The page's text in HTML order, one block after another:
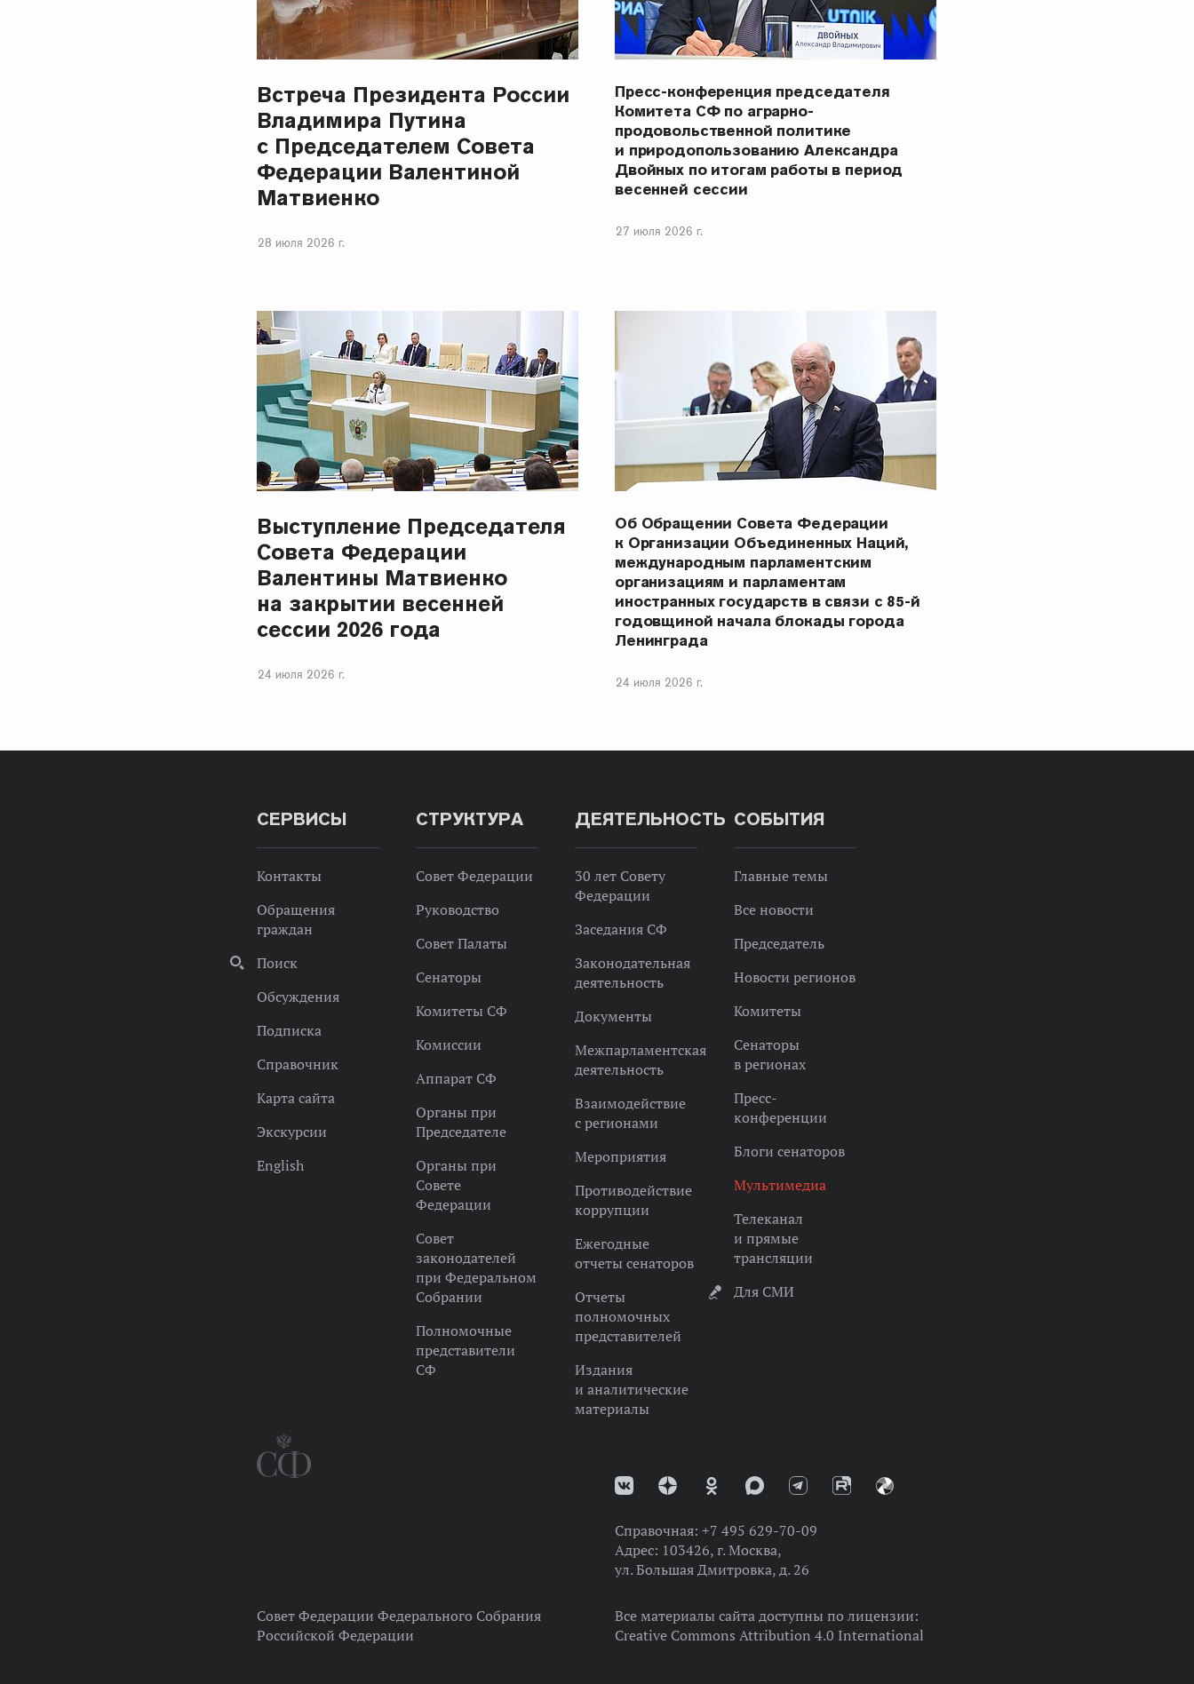
Встреча Президента России
Владимира Путина
с Председателем Совета
Федерации Валентиной
Матвиенко
28 июля 2026 г.
Пресс-конференция председателя
Комитета СФ по аграрно-
продовольственной политике
и природопользованию Александра
Двойных по итогам работы в период
весенней сессии
27 июля 2026 г.
Выступление Председателя
Совета Федерации
Валентины Матвиенко
на закрытии весенней
сессии 2026 года
24 июля 2026 г.
Об Обращении Совета Федерации
к Организации Объединенных Наций,
международным парламентским
организациям и парламентам
иностранных государств в связи с 85-й
годовщиной начала блокады города
Ленинграда
24 июля 2026 г.
СЕРВИСЫ
Контакты
Обращения
граждан
Поиск
Обсуждения
Подписка
Справочник
Карта сайта
Экскурсии
English
СТРУКТУРА
Совет Федерации
Руководство
Совет Палаты
Сенаторы
Комитеты СФ
Комиссии
Аппарат СФ
Органы при
Председателе
Органы при
Совете
Федерации
Совет
законодателей
при Федеральном
Собрании
Полномочные
представители
СФ
ДЕЯТЕЛЬНОСТЬ
30 лет Совету
Федерации
Заседания СФ
Законодательная
деятельность
Документы
Межпарламентская
деятельность
Взаимодействие
с регионами
Мероприятия
Противодействие
коррупции
Ежегодные
отчеты сенаторов
Отчеты
полномочных
представителей
Издания
и аналитические
материалы
СОБЫТИЯ
Главные темы
Все новости
Председатель
Новости регионов
Комитеты
Сенаторы
в регионах
Пресс-
конференции
Блоги сенаторов
Мультимедиа
Телеканал
и прямые
трансляции
Для СМИ
Справочная: +7 495 629-70-09
Адрес: 103426, г. Москва,
ул. Большая Дмитровка, д. 26
Совет Федерации Федерального Собрания
Российской Федерации
Все материалы сайта доступны по лицензии:
Creative Commons Attribution 4.0 International